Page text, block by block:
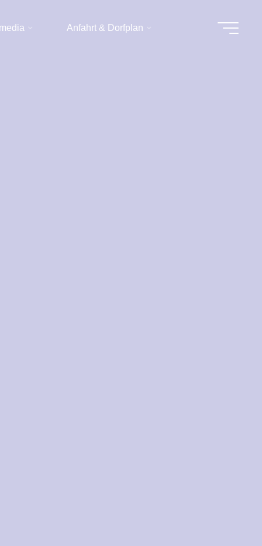
Anfahrt & Dorfplan